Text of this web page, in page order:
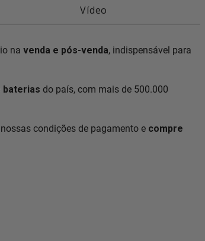
Vídeo
na venda e pós-venda, indispensável para
baterias do país, com mais de 500.000
condições de pagamento e compre